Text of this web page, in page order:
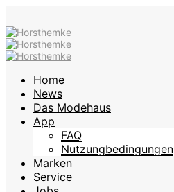
Home
News
Das Modehaus
App
FAQ
Nutzungbedingungen
Marken
Service